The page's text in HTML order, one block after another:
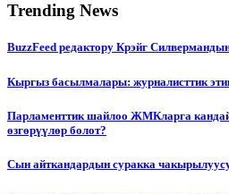
Trending News
BuzzFeed редактору Крэйг
Кыргыз басылмалары: журналисттик
Парламенттик шайлоо ЖМКларга кандай
өзгөрүүлөр болот?
Сын айткандардын суракка